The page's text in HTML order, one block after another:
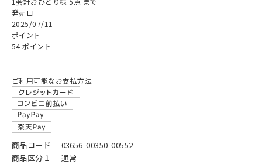
発売日
2025/07/11
ポイント
54 ポイント
ご利用可能なお支払方法
商品コード
03656-00350-00552
商品区分１
通常